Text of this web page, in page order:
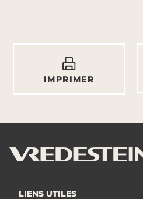
IMPRIMER
LIENS UTILES